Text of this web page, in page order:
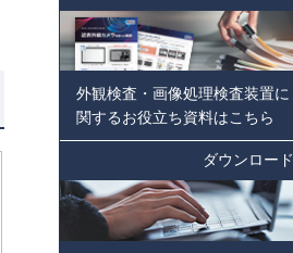
外観検査・画像処理検査装置に
関するお役立ち資料はこちら
ダウンロード